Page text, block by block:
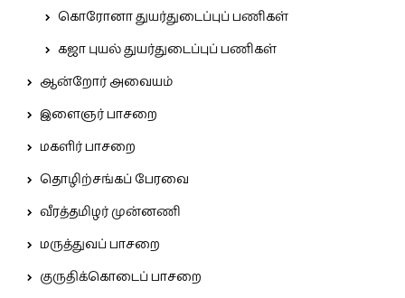
கொரோனா துயர்துடைப்புப் பணிகள்
கஜா புயல் துயர்துடைப்புப் பணிகள்
ஆன்றோர் அவையம்
இளைஞர் பாசறை
மகளிர் பாசறை
தொழிற்சங்கப் பேரவை
வீரத்தமிழர் முன்னணி
மருத்துவப் பாசறை
குருதிக்கொடைப் பாசறை